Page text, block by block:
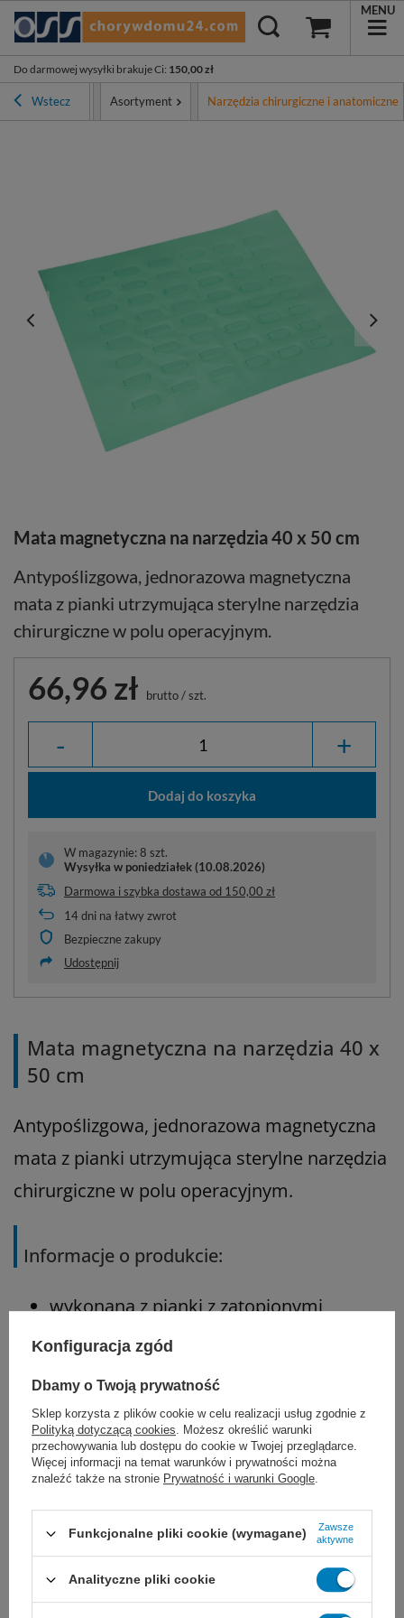
Do darmowej wysyłki brakuje Ci: 150,00 zł
MENU
Wstecz
Strona główna Asortyment Narzędzia chirurgiczne i anatomiczne
Mata magnetyczna na narzędzia 40 x 50 cm
Antypoślizgowa, jednorazowa magnetyczna
mata z pianki utrzymująca sterylne narzędzia
chirurgiczne w polu operacyjnym.
66,96 zł brutto/szt.
- +
Dodaj do koszyka
W magazynie: 8 szt.
Wysyłka w poniedziałek (10.08.2026)
Darmowa i szybka dostawa od 150,00 zł
14dni na łatwy zwrot
Bezpieczne zakupy
Udostępnij
Mata magnetyczna na narzędzia 40 x
50 cm
Antypoślizgowa, jednorazowa magnetyczna
mata z pianki utrzymująca sterylne narzędzia
chirurgiczne w polu operacyjnym.
Informacje o produkcie:
wykonana z pianki z zatopionymi
magnesami
jej elastyczna struktura dopasowuje się
do ciała pacjenta
antypoślizgowy spód zabezpiecza przed
przesuwaniem po powierzchni serwet
zawarte w macie magnesy utrzymują
instrumenty w miejscu
Konfiguracja zgód
Dbamy o Twoją prywatność
Sklep korzysta z plików cookie w celu realizacji usług zgodnie z
Polityką dotyczącą cookies. Możesz określić warunki
przechowywania lub dostępu do cookie w Twojej przeglądarce.
Więcej informacji na temat warunków i prywatności można
znaleźć także na stronie Prywatność i warunki Google.
Funkcjonalne pliki cookie (wymagane)
Zawsze
aktywne
Analityczne pliki cookie